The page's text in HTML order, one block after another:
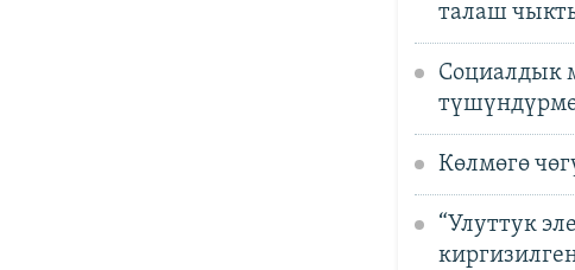
талаш
Социалдык
Көлмөгө
“Улуттук